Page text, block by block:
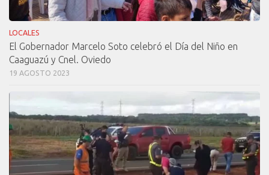
LOCALES
El Gobernador Marcelo Soto celebró el Día del Niño en
Caaguazú y Cnel. Oviedo
19 AGOSTO 2023